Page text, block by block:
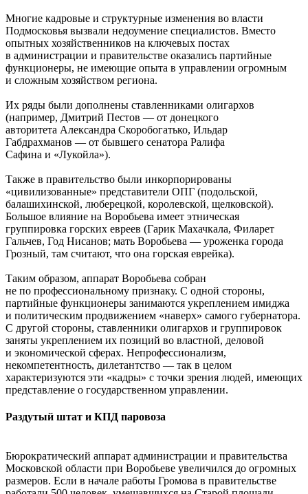
Многие кадровые и структурные изменения во власти
Подмосковья вызвали недоумение специалистов. Вместо
опытных хозяйственников на ключевых постах
в администрации и правительстве оказались партийные
функционеры, не имеющие опыта в управлении огромным
и сложным хозяйством региона.
Их ряды были дополнены ставленниками олигархов
(например, Дмитрий Пестов — от донецкого
авторитета Александра Скоробогатько, Ильдар
Габдрахманов — от бывшего сенатора Ралифа
Сафина и «Лукойла»).
Также в правительство были инкорпорированы
«цивилизованные» представители ОПГ (подольской,
балашихинской, люберецкой, королевской, щелковской).
Большое влияние на Воробьева имеет этническая
группировка горских евреев (Гарик Махачкала, Филарет
Гальчев, Год Нисанов; мать Воробьева — уроженка города
Грозный, там считают, что она горская еврейка).
Таким образом, аппарат Воробьева собран
не по профессиональному признаку. С одной стороны,
партийные функционеры занимаются укреплением имиджа
и политическим продвижением «наверх» самого губернатора.
С другой стороны, ставленники олигархов и группировок
заняты укреплением их позиций во властной, деловой
и экономической сферах. Непрофессионализм,
некомпетентность, дилетантство — так в целом
характеризуются эти «кадры» с точки зрения людей, имеющих
представление о государственном управлении.
Раздутый штат и КПД паровоза
Бюрократический аппарат администрации и правительства
Московской области при Воробьеве увеличился до огромных
размеров. Если в начале работы Громова в правительстве